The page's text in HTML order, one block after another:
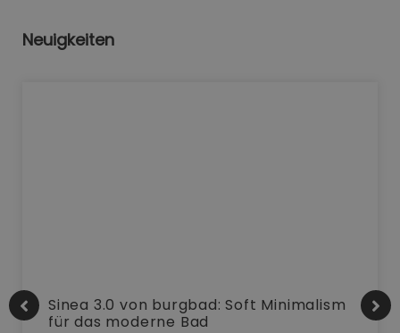
Neuigkeiten
Sinea 3.0 von burgbad: Soft Minimalism
für das moderne Bad